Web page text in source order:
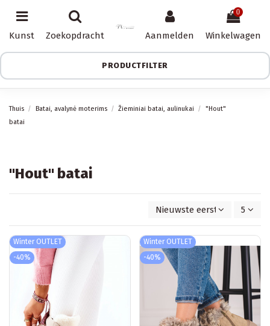
Kunst Zoekopdracht Aanmelden
0
Winkelwagen
PRODUCTFILTER
Thuis Batai, avalynė moterims Žieminiai batai, aulinukai
"Hout"
batai
"Hout" batai
Nieuwste eerst 5
Winter OUTLET
-40%
Winter OUTLET
-40%